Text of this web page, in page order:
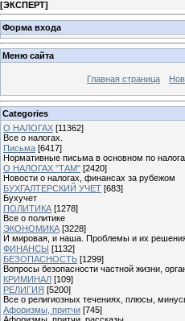
[ЭКСПЕРТ]
Форма входа
Меню сайта
Главная страница
Categories
О НАЛОГАХ [11362]
Все о налогах.
Письма [6417]
Нормативные письма в основном по
О НАЛОГАХ "ТАМ" [2420]
Новости о налогах, финансах за рубежом
БУХГАЛТЕРСКИЙ УЧЕТ [683]
Бухучет
ПОЛИТИКА [1278]
Все о политике
ЭКОНОМИКА [3228]
И мировая, и наша. Проблемы и их
ФИНАНСЫ [1132]
БЕЗОПАСНОСТЬ [1299]
Вопросы безопасности частной жизни,
КРИМИНАЛ [109]
РЕЛИГИЯ [5200]
Все о религиозных течениях, плюсы,
Афоризмы, притчи [745]